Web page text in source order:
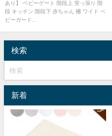
あり】 ベビーゲート 階段上 突っ張り 階
段 キッチン 階段下 赤ちゃん 柵 ワイド ベ
ビーガード...
検索
新着